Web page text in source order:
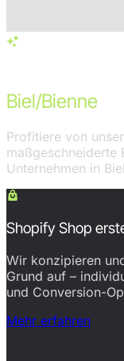
Biel/Bienne
Profitiere von
maßgeschneiderte
Unternehmen in
Shopify Shop
Wir konzipieren
Grund auf –
und Conversion-
Mehr erfahren